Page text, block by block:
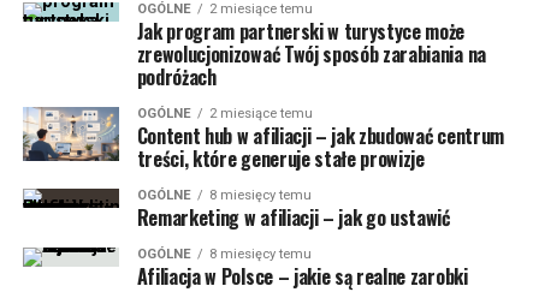
OGÓLNE 2 miesiące temu
Jak program partnerski w turystyce może
zrewolucjonizować Twój sposób zarabiania na
podróżach
OGÓLNE 2 miesiące temu
Content hub w afiliacji – jak zbudować centrum
treści, które generuje stałe prowizje
OGÓLNE 8 miesięcy temu
Remarketing w afiliacji – jak go ustawić
OGÓLNE 8 miesięcy temu
Afiliacja w Polsce – jakie są realne zarobki